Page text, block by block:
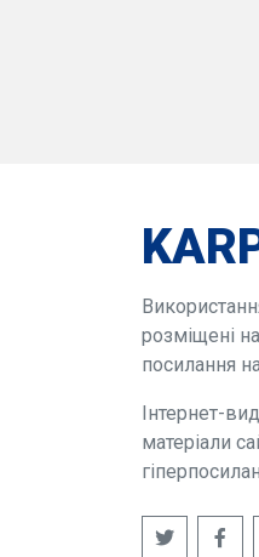
розміщені
посилання
Інтернет-
матеріали